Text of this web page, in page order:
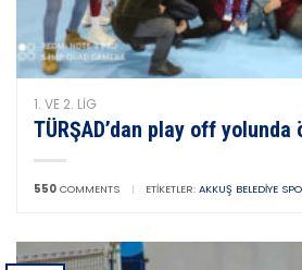
1. VE 2. LIG
TÜRŞAD’dan play off
550 COMMENTS | ETIKETLER: AKKUŞ BELEDIYE